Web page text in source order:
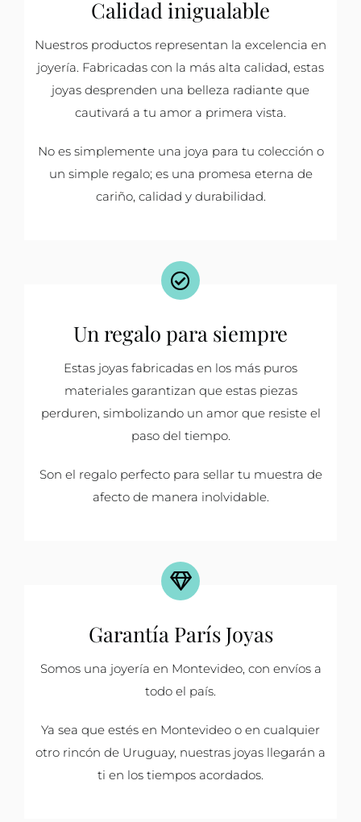
Calidad inigualable
Nuestros productos representan la excelencia en
joyería. Fabricadas con la más alta calidad, estas
joyas desprenden una belleza radiante que
cautivará a tu amor a primera vista.
No es simplemente una joya para tu colección o
un simple regalo; es una promesa eterna de
cariño, calidad y durabilidad.
Un regalo para siempre
Estas joyas fabricadas en los más puros
materiales garantizan que estas piezas
perduren, simbolizando un amor que resiste el
paso del tiempo.
Son el regalo perfecto para sellar tu muestra de
afecto de manera inolvidable.
Garantía París Joyas
Somos una joyería en Montevideo, con envíos a
todo el país.
Ya sea que estés en Montevideo o en cualquier
otro rincón de Uruguay, nuestras joyas llegarán a
ti en los tiempos acordados.